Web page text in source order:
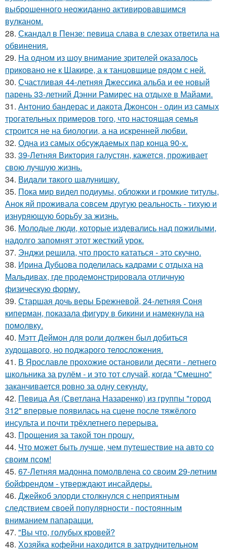
выброшенного неожиданно активировавшимся
вулканом.
28. Скандал в Пензе: певица слава в слезах ответила на
обвинения.
29. На одном из шоу внимание зрителей оказалось
приковано не к Шакире, а к танцовщице рядом с ней.
30. Счастливая 44-летняя Джессика альба и ее новый
парень 33-летний Дэнни Рамирес на отдыхе в Майами.
31. Антонио бандерас и дакота Джонсон - один из самых
трогательных примеров того, что настоящая семья
строится не на биологии, а на искренней любви.
32. Одна из самых обсуждаемых пар конца 90-х.
33. 39-Летняя Виктория галустян, кажется, проживает
свою лучшую жизнь.
34. Видaли тaкого шaлунишку.
35. Пока мир видел подиумы, обложки и громкие титулы,
Анок яй проживала совсем другую реальность - тихую и
изнуряющую борьбу за жизнь.
36. Молодые люди, которые издевались над пожилыми,
надолго запомнят этот жесткий урок.
37. Энджи решила, что просто кататься - это скучно.
38. Ирина Дубцова поделилась кадрами с отдыха на
Мальдивах, где продемонстрировала отличную
физическую форму.
39. Старшая дочь веры Брежневой, 24-летняя Соня
киперман, показала фигуру в бикини и намекнула на
помолвку.
40. Мэтт Деймон для роли должен был добиться
худощавого, но поджарого телосложения.
41. В Ярославле прохожие остановили десяти - летнего
школьника за рулём - и это тот случай, когда "Смешно"
заканчивается ровно за одну секунду.
42. Певица Ая (Светлана Назаренко) из группы "город
312" впервые появилась на сцене после тяжёлого
инсульта и почти трёхлетнего перерыва.
43. Прощения за такой тон прошу.
44. Что может быть лучше, чем путешествие на авто со
своим псом!
45. 67-Летняя мадонна помолвлена со своим 29-летним
бойфрендом - утверждают инсайдеры.
46. Джейкоб элорди столкнулся с неприятным
следствием своей популярности - постоянным
вниманием папарацци.
47. "Вы что, голубых кровей?
48. Хозяйка кофейни находится в затруднительном